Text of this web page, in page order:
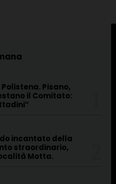
Pisano,
il Comitato:
incantato della
straordinario,
Motta.